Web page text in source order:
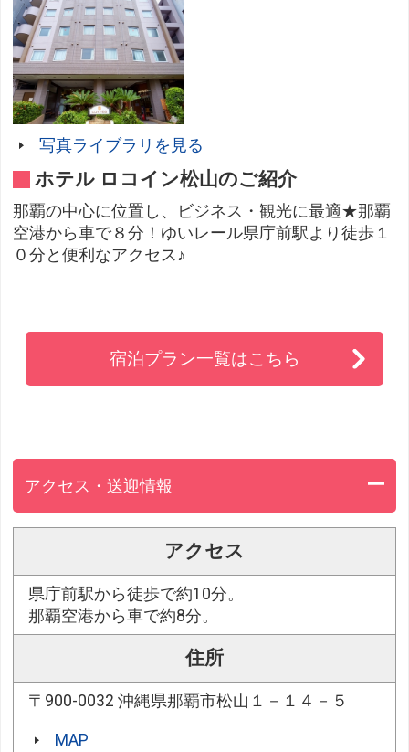
写真ライブラリを見る
ホテル ロコイン松山のご紹介
那覇の中心に位置し、ビジネス・観光に最適★那覇
空港から車で８分！ゆいレール県庁前駅より徒歩１
０分と便利なアクセス♪
宿泊プラン一覧はこちら
アクセス・送迎情報
アクセス
県庁前駅から徒歩で約10分。
那覇空港から車で約8分。
住所
〒900-0032 沖縄県那覇市松山１－１４－５
MAP